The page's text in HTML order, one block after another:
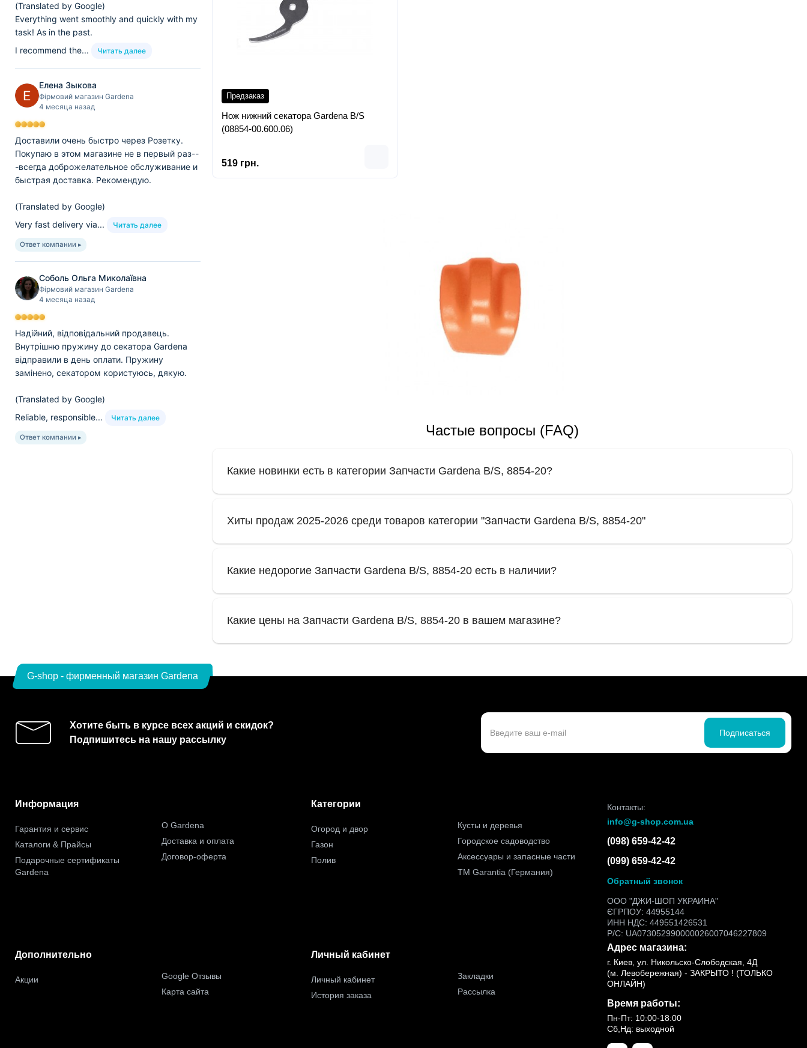
(Translated by Google)
Everything went smoothly and quickly with my
task! As in the past.
I recommend the...
Читать далее
Елена Зыкова
Фірмовий магазин Gardena
4 месяца назад
Доставили очень быстро через Розетку.
Покупаю в этом магазине не в первый раз--
-всегда доброжелательное обслуживание и
быстрая доставка. Рекомендую.
(Translated by Google)
Very fast delivery via...
Читать далее
Ответ компании ▸
Соболь Ольга Миколаївна
Фірмовий магазин Gardena
4 месяца назад
Надійний, відповідальний продавець.
Внутрішню пружину до секатора Gardena
відправили в день оплати. Пружину
замінено, секатором користуюсь, дякую.
(Translated by Google)
Reliable, responsible...
Читать далее
Ответ компании ▸
Предзаказ
Нож нижний секатора Gardena B/S
(08854-00.600.06)
519 грн.
Частые вопросы (FAQ)
Какие новинки есть в категории Запчасти Gardena B/S, 8854-20?
Хиты продаж 2025-2026 среди товаров категории "Запчасти Gardena B/S, 8854-20"
Какие недорогие Запчасти Gardena B/S, 8854-20 есть в наличии?
Какие цены на Запчасти Gardena B/S, 8854-20 в вашем магазине?
G-shop - фирменный магазин Gardena
Хотите быть в курсе всех акций и скидок?
Подпишитесь на нашу рассылку
Подписаться
Информация
Гарантия и сервис
Каталоги & Прайсы
Подарочные сертификаты
Gardena
О Gardena
Доставка и оплата
Договор-оферта
Категории
Огород и двор
Газон
Полив
Кусты и деревья
Городское садоводство
Аксессуары и запасные части
TM Garantia (Германия)
Дополнительно
Акции
Google Отзывы
Карта сайта
Личный кабинет
Личный кабинет
История заказа
Закладки
Рассылка
Контакты:
info@g-shop.com.ua
(098) 659-42-42
(099) 659-42-42
Обратный звонок
ООО "ДЖИ-ШОП УКРАИНА"
ЄГРПОУ: 44955144
ИНН НДС: 449551426531
Р/С: UA073052990000026007046227809
Адрес магазина:
г. Киев, ул. Никольско-Слободская, 4Д
(м. Левобережная) - ЗАКРЫТО ! (ТОЛЬКО
ОНЛАЙН)
Время работы:
Пн-Пт: 10:00-18:00
Сб,Нд: выходной